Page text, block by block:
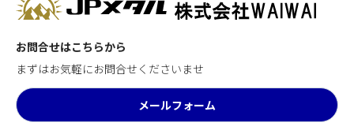
お問合せはこちらから
まずはお気軽にお問合せくださいませ
メールフォーム